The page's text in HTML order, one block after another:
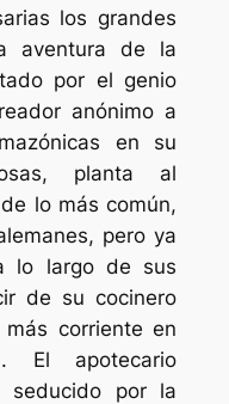
los grandes
aventura de la
por el genio
anónimo a
en su
planta al
lo más común,
pero ya
lo largo de sus
de su cocinero
corriente en
El apotecario
seducido por la